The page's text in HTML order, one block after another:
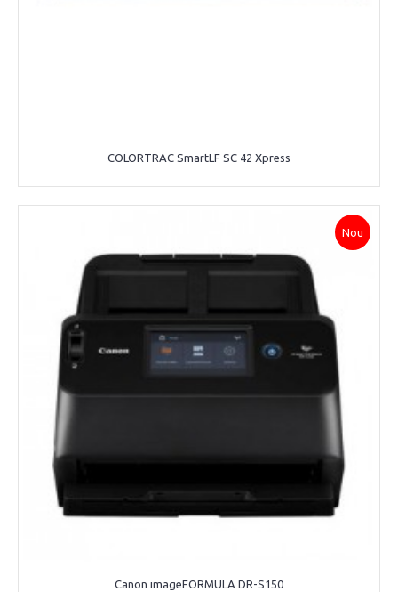
COLORTRAC SmartLF SC 42 Xpress
Nou
Canon imageFORMULA DR-S150